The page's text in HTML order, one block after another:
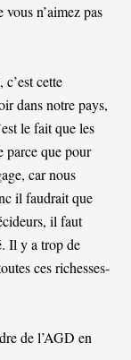
n’aimez pas
cette
dans notre pays,
le fait que les
parce que pour
car nous
il faudrait que
il faut
Il y a trop de
ces richesses-
de l’AGD en